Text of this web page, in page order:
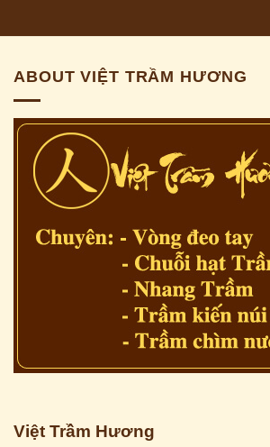
ABOUT VIỆT TRẦM HƯƠNG
Việt Trầm Hương